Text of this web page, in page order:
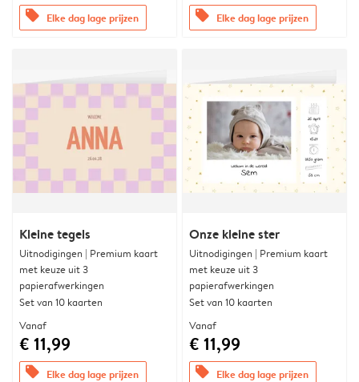
offers Elke dag lage prijzen offers Elke dag lage prijzen
Kleine tegels
Uitnodigingen | Premium kaart
met keuze uit 3
papierafwerkingen
Set van 10 kaarten
Vanaf
€ 11,99
offers Elke dag lage prijzen
Onze kleine ster
Uitnodigingen | Premium kaart
met keuze uit 3
papierafwerkingen
Set van 10 kaarten
Vanaf
€ 11,99
offers Elke dag lage prijzen